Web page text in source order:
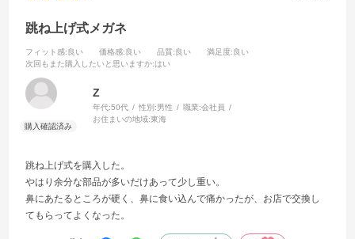
跳ね上げ式メガネ
フィット感:良い 価格感:良い 品質:良い 満足度:良い
次回もまた購入したいと思いますか:はい
Z
年代:50代 性別:男性 職業:会社員
お住まいの地域:東海
跳ね上げ式を購入した。
やはり余分な部品が多いだけあって少し重い。
鼻にあたるところが硬く、鼻に食い込んで痛かったが、お店で交換し
てもらってよくなった。